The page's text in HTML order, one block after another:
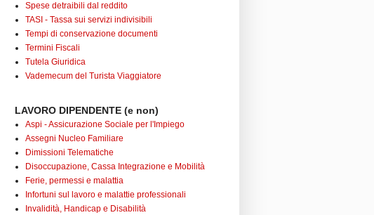
Spese detraibili dal reddito
TASI - Tassa sui servizi indivisibili
Tempi di conservazione documenti
Termini Fiscali
Tutela Giuridica
Vademecum del Turista Viaggiatore
LAVORO DIPENDENTE (e non)
Aspi - Assicurazione Sociale per l'Impiego
Assegni Nucleo Familiare
Dimissioni Telematiche
Disoccupazione, Cassa Integrazione e Mobilità
Ferie, permessi e malattia
Infortuni sul lavoro e malattie professionali
Invalidità, Handicap e Disabilità